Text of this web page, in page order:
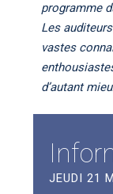
programme
Les
vastes
d’autant
JEUDI 21